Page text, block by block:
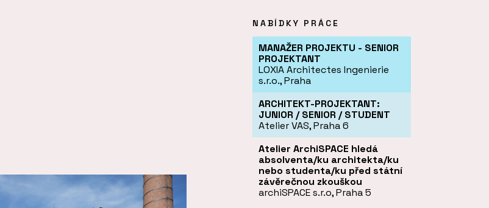
NABÍDKY PRÁCE
MANAŽER PROJEKTU - SENIOR
PROJEKTANT
LOXIA Architectes Ingenierie
s.r.o., Praha
ARCHITEKT-PROJEKTANT:
JUNIOR / SENIOR / STUDENT
Atelier VAS, Praha 6
Atelier ArchiSPACE hledá
absolventa/ku architekta/ku
nebo studenta/ku před státní
závěrečnou zkouškou
archiSPACE s.r.o, Praha 5